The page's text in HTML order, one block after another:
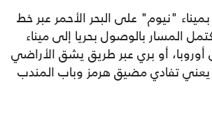
"نيوم" على البحر الأحمر عبر خط
المسار بالوصول بحريا إلى ميناء
أو بري عبر طريق يشق الأراضي
يعني تفادي مضيق هرمز وباب المندب